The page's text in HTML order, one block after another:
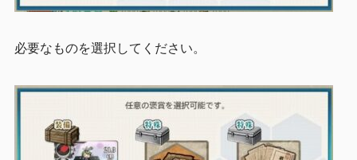
必要なものを選択してください。